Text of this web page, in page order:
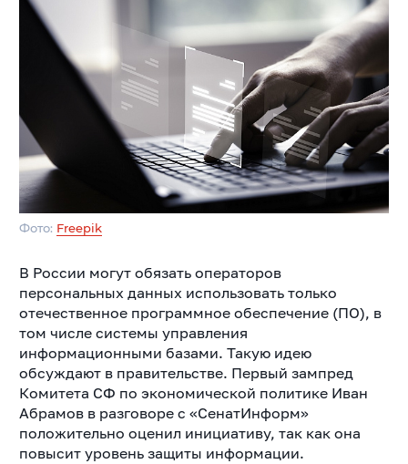
Фото: Freepik
В России могут обязать операторов
персональных данных использовать только
отечественное программное обеспечение (ПО), в
том числе системы управления
информационными базами. Такую идею
обсуждают в правительстве. Первый зампред
Комитета СФ по экономической политике Иван
Абрамов в разговоре с «СенатИнформ»
положительно оценил инициативу, так как она
повысит уровень защиты информации.